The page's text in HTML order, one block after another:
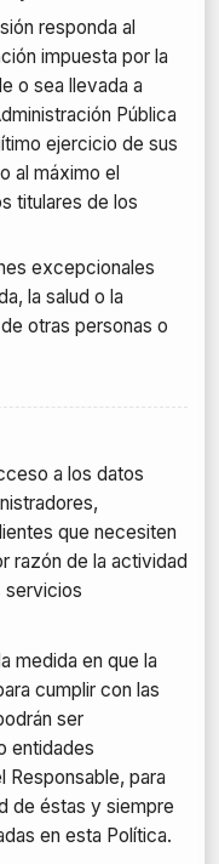
responda al
impuesta por la
o sea llevada a
Pública
ejercicio de sus
al máximo el
titulares de los
excepcionales
la salud o la
otras personas o
a los datos
que necesiten
razón de la actividad
servicios
medida en que la
cumplir con las
ser
entidades
para
de éstas y siempre
en esta Política.